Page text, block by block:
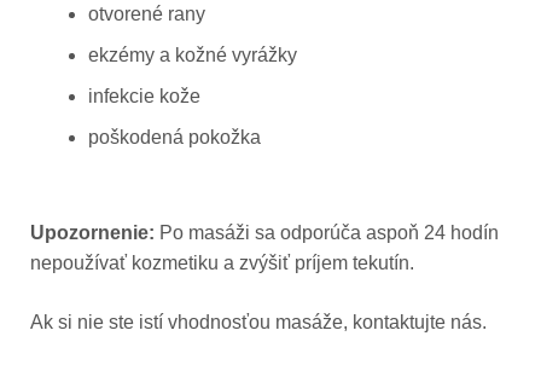
otvorené rany
ekzémy a kožné vyrážky
infekcie kože
poškodená pokožka
Upozornenie: Po masáži sa odporúča aspoň 24 hodín
nepoužívať kozmetiku a zvýšiť príjem tekutín.
Ak si nie ste istí vhodnosťou masáže, kontaktujte nás.